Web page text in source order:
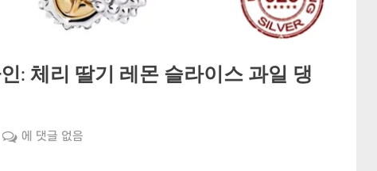
: 체리 딸기 레몬 슬라이스 과일 댕
더
에 댓글 없음